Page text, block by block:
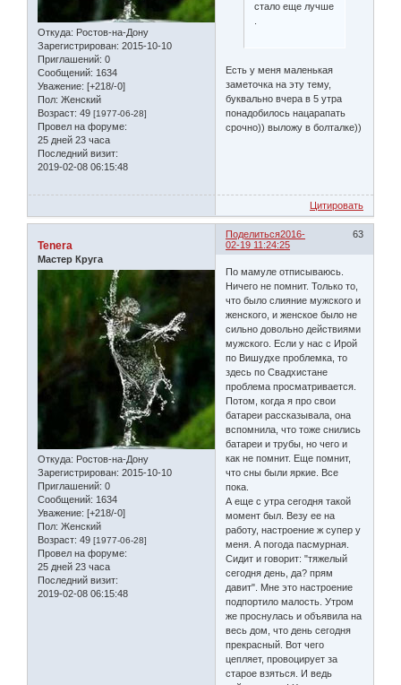
Откуда: Ростов-на-Дону
Зарегистрирован: 2015-10-10
Приглашений: 0
Сообщений: 1634
Уважение: [+218/-0]
Пол: Женский
Возраст: 49 [1977-06-28]
Провел на форуме:
25 дней 23 часа
Последний визит:
2019-02-08 06:15:48
стало еще лучше
Есть у меня маленькая
заметочка на эту тему,
буквально вчера в 5 утра
понадобилось нацарапать
срочно)) выложу в болталке))
Цитировать
Поделиться 63
2016-
02-19 11:24:25
Tenera
Мастер Круга
Откуда: Ростов-на-Дону
Зарегистрирован: 2015-10-10
Приглашений: 0
Сообщений: 1634
Уважение: [+218/-0]
Пол: Женский
Возраст: 49 [1977-06-28]
Провел на форуме:
25 дней 23 часа
Последний визит:
2019-02-08 06:15:48
По мамуле отписываюсь.
Ничего не помнит. Только то,
что было слияние мужского и
женского, и женское было не
сильно довольно действиями
мужского. Если у нас с Ирой
по Вишудхе проблемка, то
здесь по Свадхистане
проблема просматривается.
Потом, когда я про свои
батареи рассказывала, она
вспомнила, что тоже снились
батареи и трубы, но чего и
как не помнит. Еще помнит,
что сны были яркие. Все
пока.
А еще с утра сегодня такой
момент был. Везу ее на
работу, настроение ж супер у
меня. А погода пасмурная.
Сидит и говорит: "тяжелый
сегодня день, да? прям
давит". Мне это настроение
подпортило малость. Утром
же проснулась и объявила на
весь дом, что день сегодня
прекрасный. Вот чего
цепляет, провоцирует за
старое взяться. И ведь